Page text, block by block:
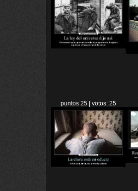
puntos 25 | votos: 25